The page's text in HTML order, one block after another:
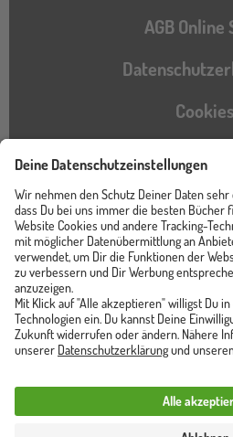
AGB Online
Cookies
Instagram
TikTokPinterestYouTube
Unser Shop
Trusted Shops